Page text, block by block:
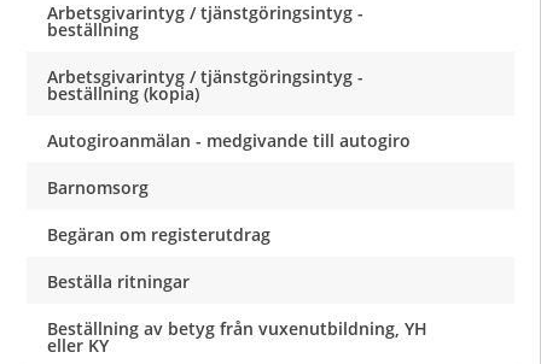
Arbetsgivarintyg / tjänstgöringsintyg -
beställning
Arbetsgivarintyg / tjänstgöringsintyg -
beställning (kopia)
Autogiroanmälan - medgivande till autogiro
Barnomsorg
Begäran om registerutdrag
Beställa ritningar
Beställning av betyg från vuxenutbildning, YH
eller KY